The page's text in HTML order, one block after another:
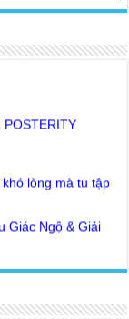
để đức cho con?
người. Thầy